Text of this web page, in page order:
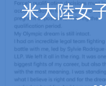
米大陸女